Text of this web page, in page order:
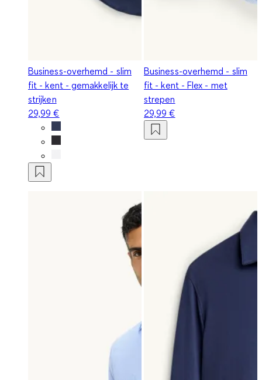
Business-overhemd - slim
fit - kent - gemakkelijk te
strijken
29,99 €
Business-overhemd - slim
fit - kent - Flex - met
strepen
29,99 €